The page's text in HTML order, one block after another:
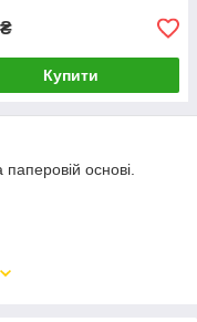
₴
Купити
основі.